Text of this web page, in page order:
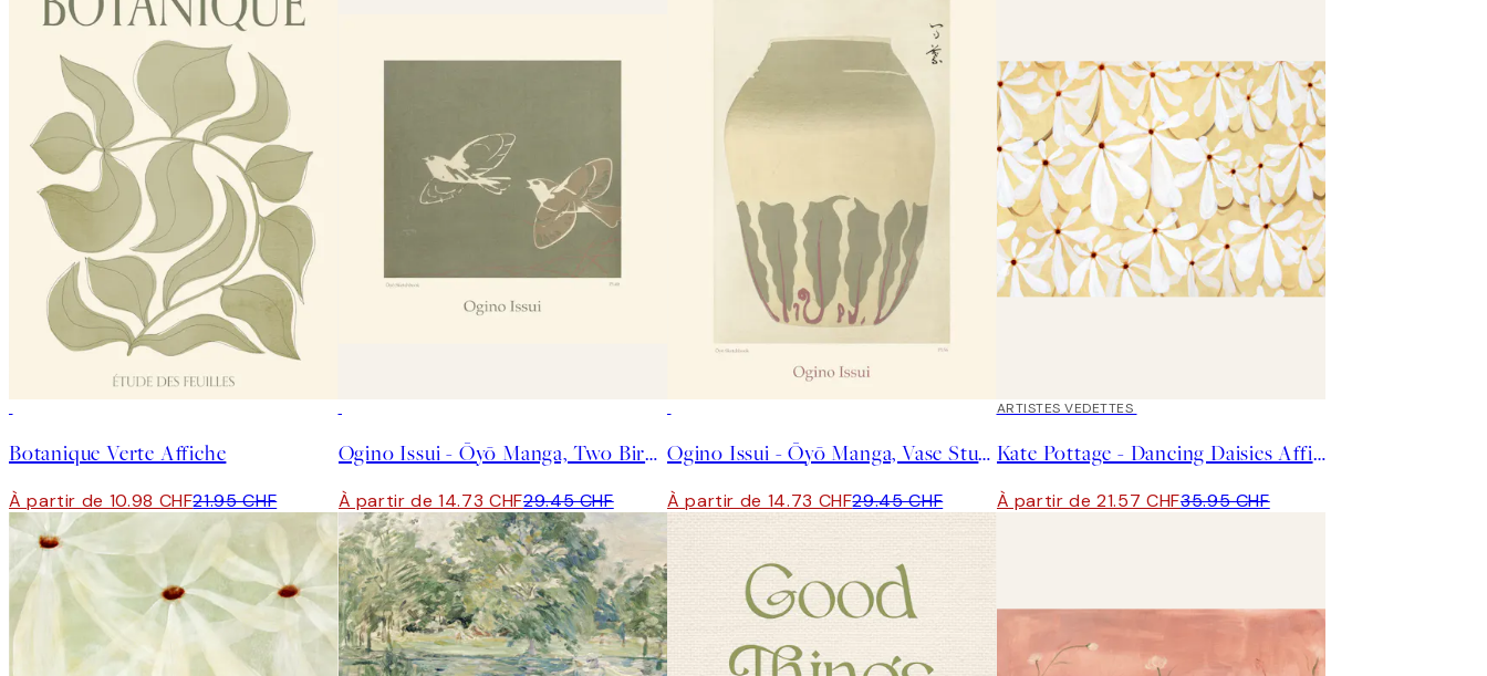
Botanique Verte Affiche
À partir de 10.98 CHF21.95 CHF
Ogino Issui - Ōyō Manga, Two Birds Affiche
À partir de 14.73 CHF29.45 CHF
Ogino Issui - Ōyō Manga, Vase Study Affiche
À partir de 14.73 CHF29.45 CHF
40%*
ARTISTES VEDETTES
Kate Pottage - Dancing Daisies Affiche
À partir de 21.57 CHF35.95 CHF